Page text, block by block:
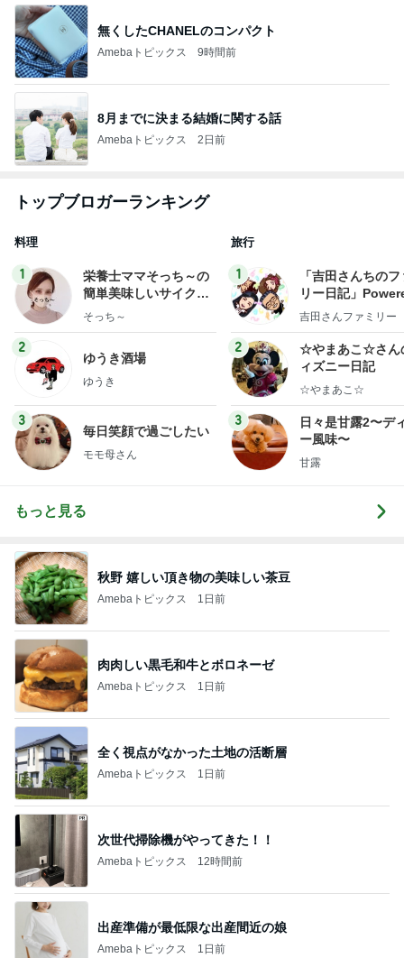
無くしたCHANELのコンパクト
Amebaトピックス 9時間前
8月までに決まる結婚に関する話
Amebaトピックス 2日前
トップブロガーランキング
料理
1
栄養士ママそっち～の
簡単美味しいサイクル
献立
そっち～
2
ゆうき酒場
ゆうき
3
毎日笑顔で過ごしたい
モモ母さん
旅行
1
「吉田さんちの
リー日記」
y Ameba 吉田さ
ログ
吉田さんファミリー
2
☆やまあこ☆さん
ィズニー日記
☆やまあこ☆
3
日々是甘露2〜デ
ー風味〜
甘露
もっと見る
秋野 嬉しい頂き物の美味しい茶豆
Amebaトピックス 1日前
肉肉しい黒毛和牛とボロネーゼ
Amebaトピックス 1日前
全く視点がなかった土地の活断層
Amebaトピックス 1日前
次世代掃除機がやってきた！！
Amebaトピックス 12時間前
出産準備が最低限な出産間近の娘
Amebaトピックス 1日前